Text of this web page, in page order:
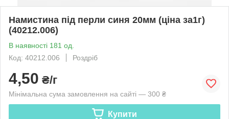
Намистина під перли синя 20мм (ціна за1г)
(40212.006)
В наявності 181 од.
Код: 40212.006
Роздріб
4,50 ₴/г
Мінімальна сума замовлення на сайті — 300 ₴
Купити